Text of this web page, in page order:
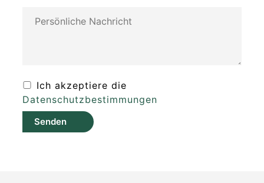
Ich akzeptiere die
Datenschutzbestimmungen
Senden